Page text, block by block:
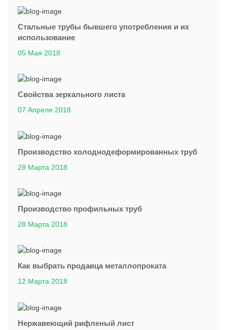
Стальные трубы бывшего употребления и их
использование
05 Мая 2018
Свойства зеркального листа
07 Апреля 2018
Производство холоднодеформированных труб
28 Марта 2018
Производство профильных труб
28 Марта 2018
Как выбрать продавца металлопроката
12 Марта 2018
Нержавеющий рифленый лист